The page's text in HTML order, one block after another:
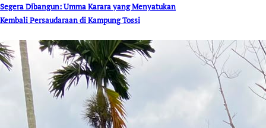
Segera Dibangun: Umma Karara yang Menyatukan
Kembali Persaudaraan di Kampung Tossi